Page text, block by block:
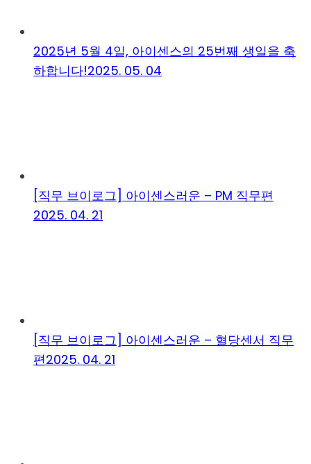
2025년 5월 4일, 아이센스의 25번째 생일을 축
하합니다!2025. 05. 04
[직무 브이로그] 아이센스러운 – PM 직무편
2025. 04. 21
[직무 브이로그] 아이센스러운 – 혈당센서 직무
편2025. 04. 21